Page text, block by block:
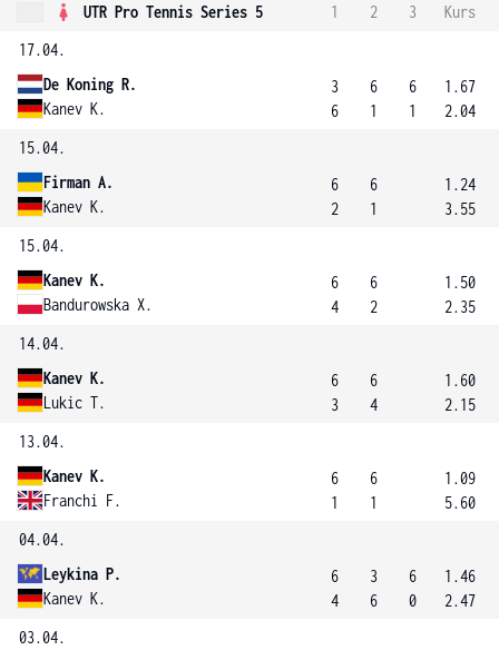
UTR Pro Tennis Series 5 1 2 3
Kurs
17.04.
De Koning R.
Kanev K.
3
6
6
1
6
1
1.67
2.04
15.04.
Firman A.
Kanev K.
6
2
6
1
1.24
3.55
15.04.
Kanev K.
Bandurowska X.
6
4
6
2
1.50
2.35
14.04.
Kanev K.
Lukic T.
6
3
6
4
1.60
2.15
13.04.
Kanev K.
Franchi F.
6
1
6
1
1.09
5.60
04.04.
Leykina P.
Kanev K.
6
4
3
6
6
0
1.46
2.47
03.04.